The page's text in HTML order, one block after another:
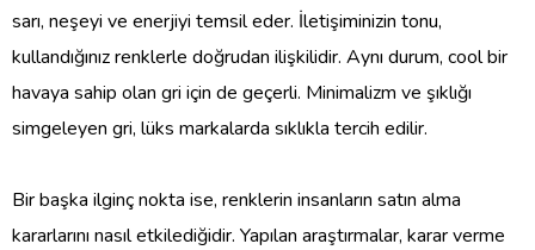
sarı, neşeyi ve enerjiyi temsil eder. İletişiminizin tonu,
kullandığınız renklerle doğrudan ilişkilidir. Aynı durum, cool bir
havaya sahip olan gri için de geçerli. Minimalizm ve şıklığı
simgeleyen gri, lüks markalarda sıklıkla tercih edilir.
Bir başka ilginç nokta ise, renklerin insanların satın alma
kararlarını nasıl etkilediğidir. Yapılan araştırmalar, karar verme